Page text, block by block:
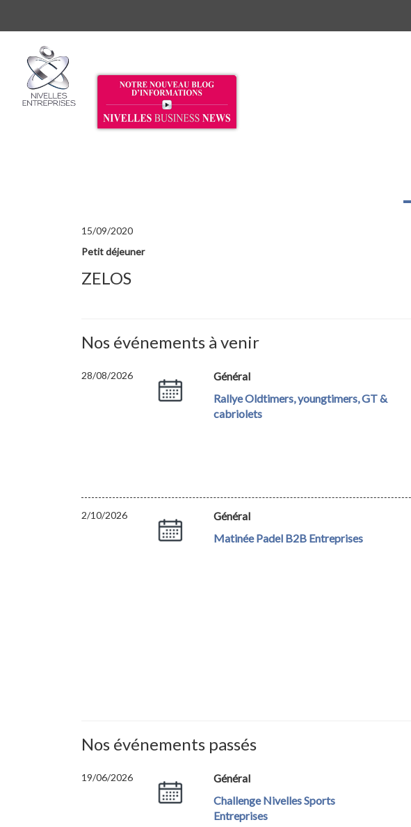
15/09/2020
Petit déjeuner
ZELOS
Nos événements à venir
28/08/2026 Général
Rallye Oldtimers, youngtimers, GT &
cabriolets
2/10/2026 Général
Matinée Padel B2B Entreprises
Nos événements passés
19/06/2026 Général
Challenge Nivelles Sports
Entreprises